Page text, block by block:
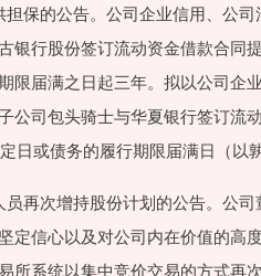
保的公告。公司企业信用、公
银行股份签订流动资金借款合同
限届满之日起三年。拟以公司企
公司包头骑士与华夏银行签订流
或债务的履行期限届满日（以
再次增持股份计划的公告。公司
定信心以及对公司内在价值的高
所系统以集中竞价交易的方式再